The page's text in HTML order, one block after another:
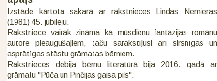
Izstāde kārtota sakarā ar rakstnieces Lindas Nemieras
(1981) 45. jubileju.
Rakstniece vairāk zināma kā mūsdienu fantāzijas romānu
autore pieaugušajiem, taču sarakstījusi arī sirsnīgas un
asprātīgas stāstu grāmatas bērniem.
Rakstnieces debija bērnu literatūrā bija 2016. gadā ar
grāmatu "Pūča un Pinčijas gaisa pils".